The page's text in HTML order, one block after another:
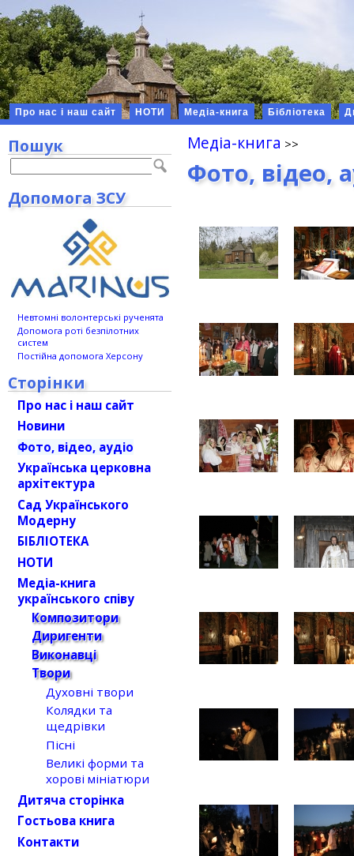
Про нас і наш сайт НОТИ Медіа-книга Бібліотека
Медіа-книга
Фото, відео,
Пошук
Допомога ЗСУ
Невтомні волонтерські рученята
Допомога роті безпілотних
систем
Постійна допомога Херсону
Сторінки
Про нас і наш сайт
Новини
Фото, відео, аудіо
Українська церковна
архітектура
Сад Українського
Модерну
БІБЛІОТЕКА
НОТИ
Медіа-книга
українського співу
Композитори
Диригенти
Виконавці
Твори
Духовні твори
Колядки та
щедрівки
Пісні
Великі форми та
хорові мініатюри
Дитяча сторінка
Гостьова книга
Контакти